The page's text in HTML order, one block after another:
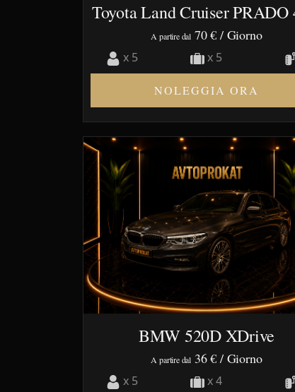
Toyota Land Cruiser PRADO
A partire dal 70 € / Giorno
x 5 x 5
NOLEGGIA ORA
BMW 520D XDrive
A partire dal 36 € / Giorno
x 5 x 4